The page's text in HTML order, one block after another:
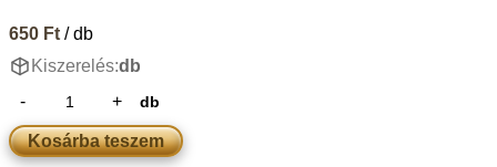
650 Ft/ db
Kiszerelés:db
db
Kosárba teszem